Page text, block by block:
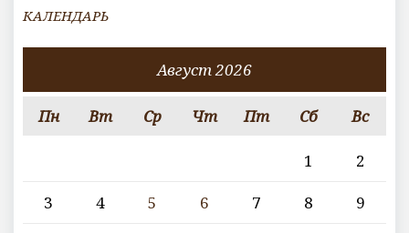
КАЛЕНДАРЬ
Август 2026
Пн Вт Ср Чт Пт Сб Вс
1
2
3
4 5 6 7 8
9